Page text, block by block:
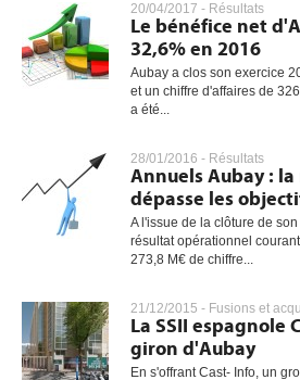
20/04/2017 - Résultats
Le bénéfice net
32,6% en 2016
Aubay a clos son exercice
et un chiffre d'affaires de
a été...
28/01/2016 - Résultats
Annuels Aubay :
dépasse les
A l'issue de la clôture de
résultat opérationnel
273,8 M€ de chiffre...
21/12/2015 - Fusions et
La SSII espagnole
giron d'Aubay
En s'offrant Cast- Info, un